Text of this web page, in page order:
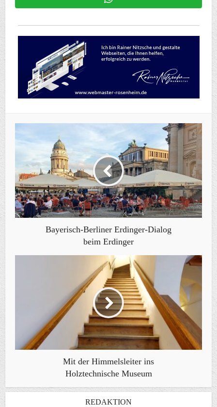
Bayerisch-Berliner Erdinger-Dialog
beim Erdinger
Mit der Himmelsleiter ins
Holztechnische Museum
REDAKTION